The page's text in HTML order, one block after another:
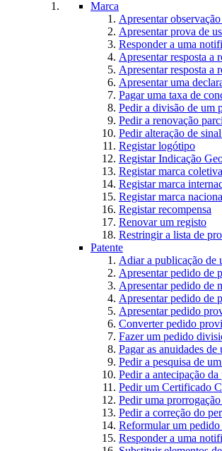
Marca
Apresentar
Apresentar prova de
Responder a uma
Apresentar resposta a
Apresentar resposta a
Apresentar uma
Pagar uma taxa de
Pedir a divisão de um
Pedir a renovação
Pedir alteração de
Registar logótipo
Registar Indicação
Registar marca
Registar marca
Registar marca
Registar recompensa
Renovar um registo
Restringir a lista de
Patente
Adiar a publicação de
Apresentar pedido de
Apresentar pedido de
Apresentar pedido de
Apresentar pedido
Converter pedido
Fazer um pedido
Pagar as anuidades
Pedir a pesquisa de
Pedir a antecipação
Pedir um Certificado
Pedir uma
Pedir a correção do
Reformular um
Responder a uma